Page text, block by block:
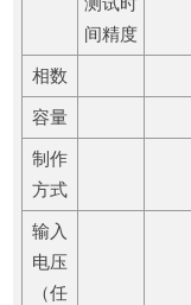
间精度
相数
容量
制作
方式
输入
电压
（任